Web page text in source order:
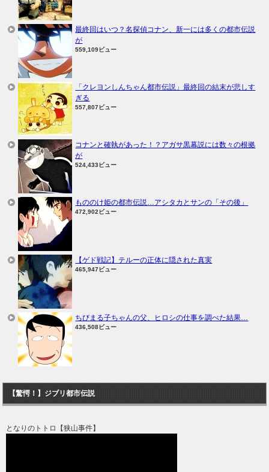
最終回はいつ？名探偵コナン、新一には多くの都市伝説
が
559,109ビュー
「クレヨンしんちゃん都市伝説」最終回の結末が悲しす
ぎる
557,807ビュー
コナンと確執があった！？アガサ黒幕説には数々の根拠
が
524,433ビュー
もののけ姫の都市伝説…アシタカとサンの「その後」
472,902ビュー
【ゲド戦記】テルーの正体に隠された真実
465,947ビュー
ちびまる子ちゃんの父、ヒロシの仕事を調べた結果…
436,508ビュー
【驚愕！】ジブリ都市伝説
となりのトトロ【狭山事件】